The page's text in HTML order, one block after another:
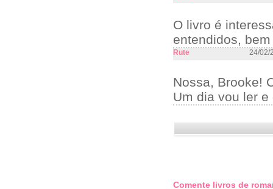
O livro é
entendidos,
Rute 24/02/
Nossa, Brooke!
Um dia vou ler
Comente livros de